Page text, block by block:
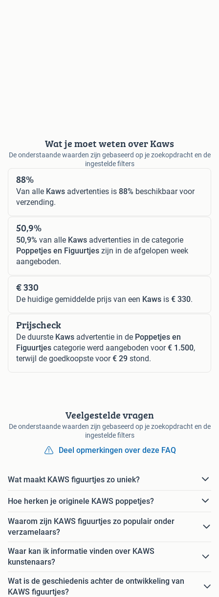
Wat je moet weten over Kaws
De onderstaande waarden zijn gebaseerd op je zoekopdracht en de
ingestelde filters
88%
Van alle Kaws advertenties is 88% beschikbaar voor
verzending.
50,9%
50,9% van alle Kaws advertenties in de categorie
Poppetjes en Figuurtjes zijn in de afgelopen week
aangeboden.
€ 330
De huidige gemiddelde prijs van een Kaws is € 330.
Prijscheck
De duurste Kaws advertentie in de Poppetjes en
Figuurtjes categorie werd aangeboden voor€ 1.500,
terwijl de goedkoopste voor€ 29 stond.
Veelgestelde vragen
De onderstaande waarden zijn gebaseerd op je zoekopdracht en de
ingestelde filters
Deel opmerkingen over deze FAQ
Wat maakt KAWS figuurtjes zo uniek?
Hoe herken je originele KAWS poppetjes?
Waarom zijn KAWS figuurtjes zo populair onder
verzamelaars?
Waar kan ik informatie vinden over KAWS
kunstenaars?
Wat is de geschiedenis achter de ontwikkeling van
KAWS figuurtjes?